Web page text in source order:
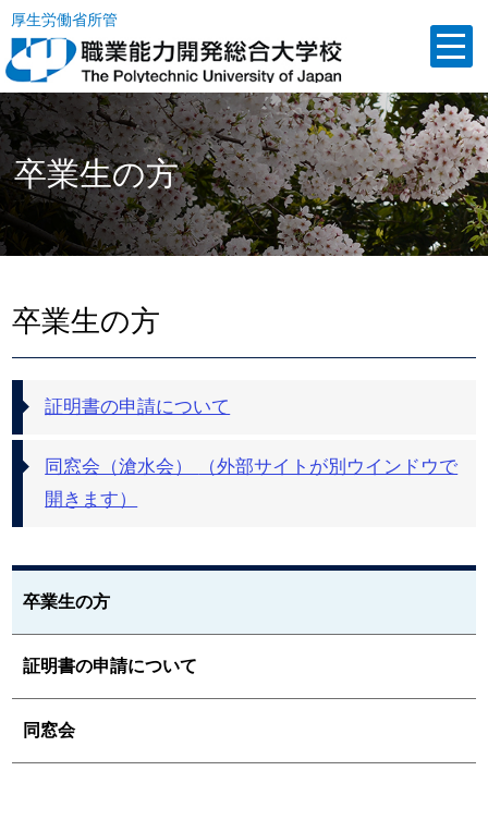
厚生労働省所管
卒業生の方
卒業生の方
証明書の申請について
同窓会（滄水会）
（外部サイトが別ウインドウで
開きます）
卒業生の方
証明書の申請について
同窓会